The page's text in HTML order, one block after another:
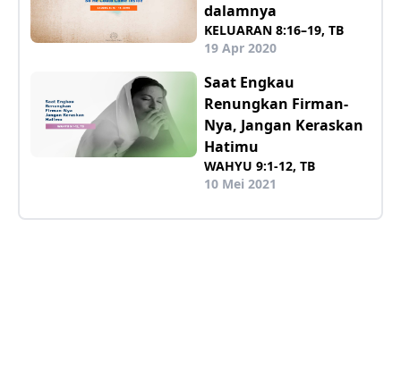
dalamnya
KELUARAN 8:16–19, TB
19 Apr 2020
Saat Engkau
Renungkan Firman-
Nya, Jangan Keraskan
Hatimu
WAHYU 9:1-12, TB
10 Mei 2021